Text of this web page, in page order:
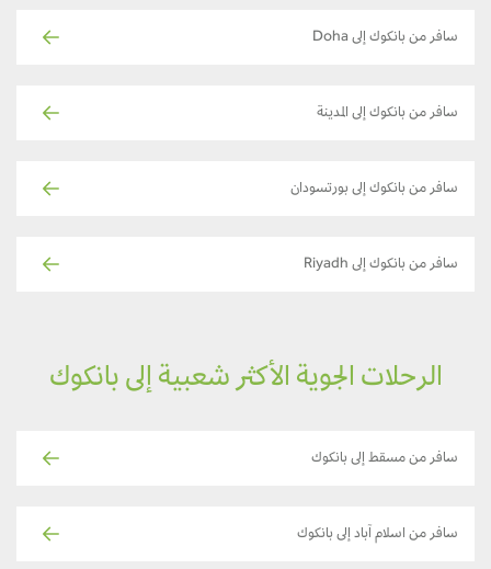
سافر من بانكوك إلى Doha
سافر من بانكوك إلى المدينة
سافر من بانكوك إلى بورتسودان
سافر من بانكوك إلى Riyadh
الرحلات الجوية الأكثر شعبية إلى بانكوك
سافر من مسقط إلى بانكوك
سافر من اسلام آباد إلى بانكوك